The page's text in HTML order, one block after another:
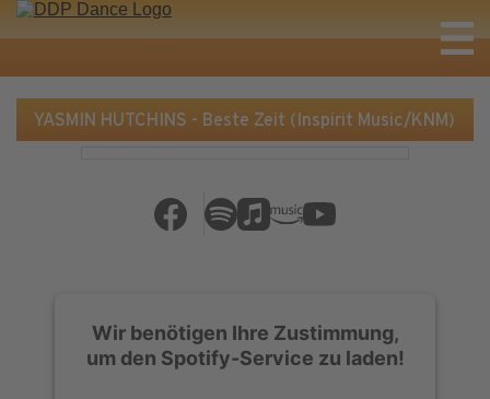
YASMIN HUTCHINS - Beste Zeit (Inspirit Music/KNM)
Wir benötigen Ihre Zustimmung,
um den Spotify-Service zu laden!